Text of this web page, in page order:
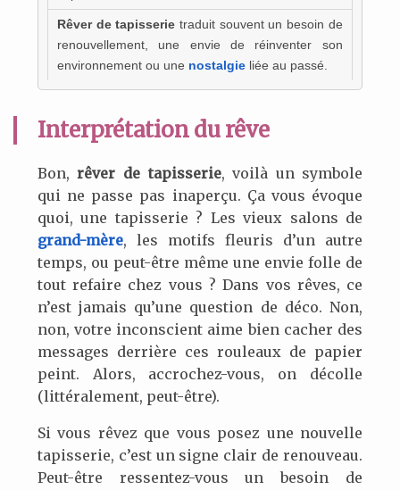
Rêver de tapisserie traduit souvent un besoin de
renouvellement, une envie de réinventer son
environnement ou une nostalgieliée au passé.
Interprétation du rêve
Bon,rêver de tapisserie, voilà un symbole
qui ne passe pas inaperçu. Ça vous évoque
quoi, une tapisserie ? Les vieux salons de
grand-mère, les motifs fleuris d’un autre
temps, ou peut-être même une envie folle de
tout refaire chez vous ? Dans vos rêves, ce
n’est jamais qu’une question de déco. Non,
non, votre inconscient aime bien cacher des
messages derrière ces rouleaux de papier
peint. Alors, accrochez-vous, on décolle
(littéralement, peut-être).
Si vous rêvez que vous posez une nouvelle
tapisserie, c’est un signe clair de renouveau.
Peut-être ressentez-vous un besoin de